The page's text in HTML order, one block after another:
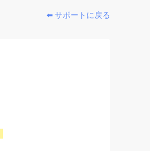
⬅️ サポートに戻る